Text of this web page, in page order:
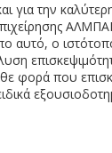
για την
επιχείρησης
ο
φορά που